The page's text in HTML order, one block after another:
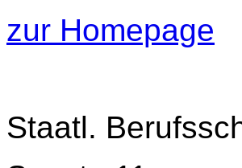
zur Homepage
Staatl.